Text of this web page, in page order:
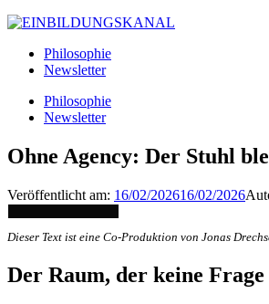
Philosophie
Newsletter
Philosophie
Newsletter
Ohne Agency: Der Stuhl
Veröffentlicht am: 16/02/202616/02/2026
Dieser Text ist eine Co-Produktion von Jonas
Der Raum, der keine